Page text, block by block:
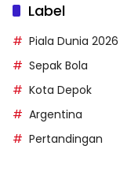
Label
Piala Dunia 2026
Sepak Bola
Kota Depok
Argentina
Pertandingan